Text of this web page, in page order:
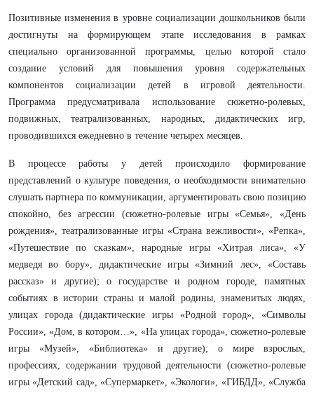
Позитивные изменения в уровне социализации дошкольников были
достигнуты на формирующем этапе исследования в рамках
специально организованной программы, целью которой стало
создание условий для повышения уровня содержательных
компонентов социализации детей в игровой деятельности.
Программа предусматривала использование сюжетно-ролевых,
подвижных, театрализованных, народных, дидактических игр,
проводившихся ежедневно в течение четырех месяцев.
В процессе работы у детей происходило формирование
представлений о культуре поведения, о необходимости внимательно
слушать партнера по коммуникации, аргументировать свою позицию
спокойно, без агрессии (сюжетно-ролевые игры «Семья», «День
рождения», театрализованные игры «Страна вежливости», «Репка»,
«Путешествие по сказкам», народные игры «Хитрая лиса», «У
медведя во бору», дидактические игры «Зимний лес», «Составь
рассказ» и другие); о государстве и родном городе, памятных
событиях в истории страны и малой родины, знаменитых людях,
улицах города (дидактические игры «Родной город», «Символы
России», «Дом, в котором…», «На улицах города», сюжетно-ролевые
игры «Музей», «Библиотека» и другие); о мире взрослых,
профессиях, содержании трудовой деятельности (сюжетно-ролевые
игры «Детский сад», «Супермаркет», «Экологи», «ГИБДД», «Служба